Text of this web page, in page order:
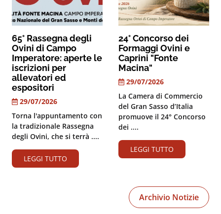
65° Rassegna degli
Ovini di Campo
Imperatore: aperte le
iscrizioni per
allevatori ed
espositori
29/07/2026
Torna l'appuntamento con
la tradizionale Rassegna
degli Ovini, che si terrà ....
LEGGI TUTTO
24° Concorso dei
Formaggi Ovini e
Caprini "Fonte
Macina"
29/07/2026
La Camera di Commercio
del Gran Sasso d’Italia
promuove il 24° Concorso
dei ....
LEGGI TUTTO
Archivio Notizie